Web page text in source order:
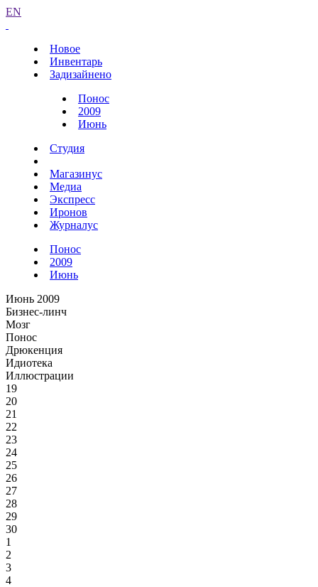
EN
Новое
Инвентарь
Задизайнено
Понос
2009
Июнь
Студия
Магазинус
Медиа
Экспресс
Иронов
Журналус
Понос
2009
Июнь
Июнь 2009
Бизнес-линч
Мозг
Понос
Дрюкенция
Идиотека
Иллюстрации
19
20
21
22
23
24
25
26
27
28
29
30
1
2
3
4